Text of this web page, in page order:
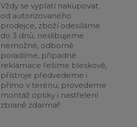
Vždy se vyplatí nakupovat
od autorizovaného
prodejce, zboží odesíláme
do 3 dnů, neslibujeme
nemožné, odborně
poradíme, případné
reklamace řešíme bleskově,
přístroje předvedeme i
přímo v terénu, provedeme
montáž optiky i nastřelení
zbraně zdarma!!